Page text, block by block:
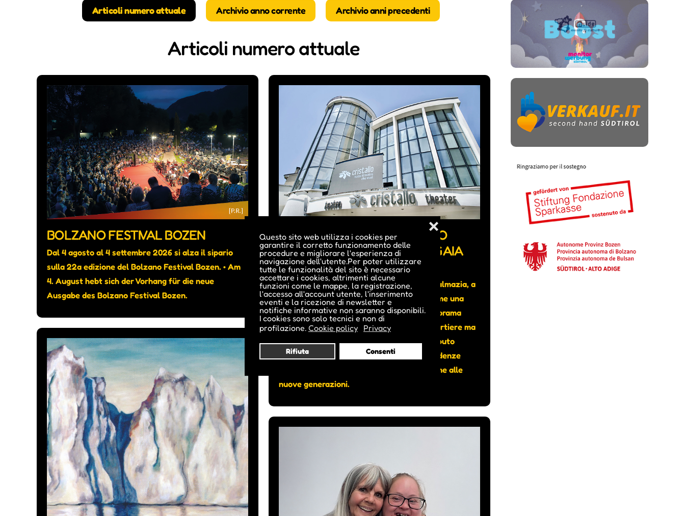
Questo sito web utilizza i cookies per
garantire il corretto funzionamento delle
procedure e migliorare l'esperienza di
navigazione dell'utente.Per poter utilizzare
tutte le funzionalità del sito è necessario
accettare i cookies, altrimenti alcune
funzioni come le mappe, la registrazione,
l'accesso all'account utente, l'inserimento
eventi e la ricezione di newsletter e
notifiche informative non saranno disponibili.
I cookies sono solo tecnici e non di
profilazione. Cookie policy Privacy
Rifiuta Consenti
❌
Articoli numero attuale Archivio anno corrente Archivio anni precedenti
Articoli numero attuale
BOLZANO FESTIVAL BOZEN
Dal 4 agosto al 4 settembre 2026 si alza il sipario
sulla 22a edizione del Bolzano Festival Bozen. • Am
4. August hebt sich der Vorhang für die neue
Ausgabe des Bolzano Festival Bozen.
UN LABORATORIO CHIAMATO
CRISTALLO - INTERVISTA A GAIA
CARROLI
Negli ultimi anni il Teatro Cristallo di via Dalmazia, a
Bolzano, ha consolidato il proprio ruolo come una
delle realtà culturali più dinamiche del panorama
altoatesino. Un teatro radicato nel suo quartiere ma
capace di parlare all’intera città, che ha saputo
intrecciare programmazione artistica, residenze
artistiche, progettualità sociale e attenzione alle
nuove generazioni.